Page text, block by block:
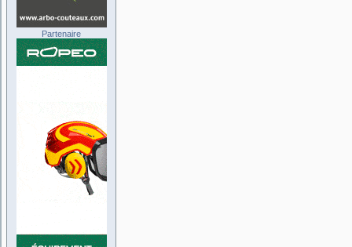
Partenaire